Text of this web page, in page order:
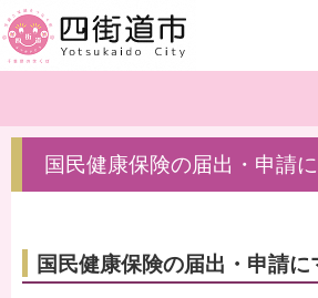
国民健康保険の届出・申請
国民健康保険の届出・申請